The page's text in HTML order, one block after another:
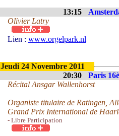
13:15
Olivier Latry
Lien : www.orgelpark.nl
Jeudi 24 Novembre 2011
20:30
Paris
Récital Ansgar Wallenhorst
Organiste titulaire de Ratingen,
Grand Prix International de
- Libre Participation